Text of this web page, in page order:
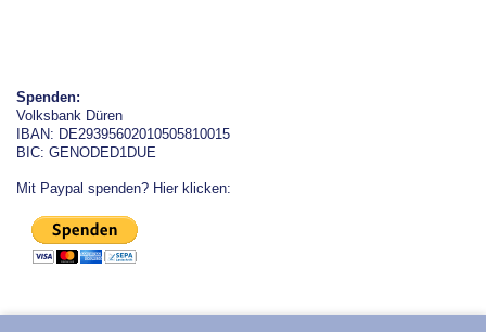
Spenden:
Volksbank Düren
IBAN: DE29395602010505810015
BIC: GENODED1DUE
Mit Paypal spenden? Hier klicken: